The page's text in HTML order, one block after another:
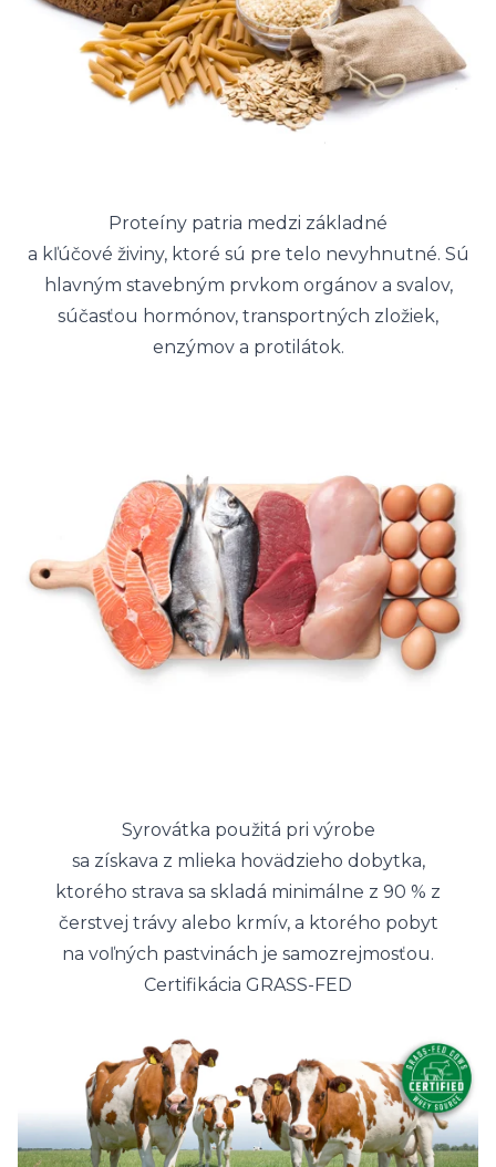
Proteíny patria medzi základné
a kľúčové živiny, ktoré sú pre telo nevyhnutné. Sú
hlavným stavebným prvkom orgánov a svalov,
súčasťou hormónov, transportných zložiek,
enzýmov a protilátok.
Syrovátka použitá pri výrobe
sa získava z mlieka hovädzieho dobytka,
ktorého strava sa skladá minimálne z 90 % z
čerstvej trávy alebo krmív, a ktorého pobyt
na voľných pastvinách je samozrejmosťou.
Certifikácia GRASS-FED